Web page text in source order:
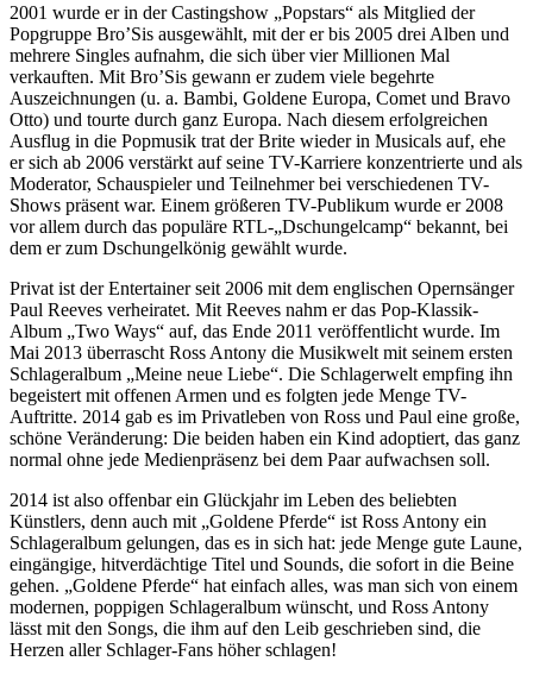
2001 wurde er in der Castingshow „Popstars“ als Mitglied der
Popgruppe Bro’Sis ausgewählt, mit der er bis 2005 drei Alben und
mehrere Singles aufnahm, die sich über vier Millionen Mal
verkauften. Mit Bro’Sis gewann er zudem viele begehrte
Auszeichnungen (u. a. Bambi, Goldene Europa, Comet und Bravo
Otto) und tourte durch ganz Europa. Nach diesem erfolgreichen
Ausflug in die Popmusik trat der Brite wieder in Musicals auf, ehe
er sich ab 2006 verstärkt auf seine TV-Karriere konzentrierte und als
Moderator, Schauspieler und Teilnehmer bei verschiedenen TV-
Shows präsent war. Einem größeren TV-Publikum wurde er 2008
vor allem durch das populäre RTL-„Dschungelcamp“ bekannt, bei
dem er zum Dschungelkönig gewählt wurde.
Privat ist der Entertainer seit 2006 mit dem englischen Opernsänger
Paul Reeves verheiratet. Mit Reeves nahm er das Pop-Klassik-
Album „Two Ways“ auf, das Ende 2011 veröffentlicht wurde. Im
Mai 2013 überrascht Ross Antony die Musikwelt mit seinem ersten
Schlageralbum „Meine neue Liebe“. Die Schlagerwelt empfing ihn
begeistert mit offenen Armen und es folgten jede Menge TV-
Auftritte. 2014 gab es im Privatleben von Ross und Paul eine große,
schöne Veränderung: Die beiden haben ein Kind adoptiert, das ganz
normal ohne jede Medienpräsenz bei dem Paar aufwachsen soll.
2014 ist also offenbar ein Glückjahr im Leben des beliebten
Künstlers, denn auch mit „Goldene Pferde“ ist Ross Antony ein
Schlageralbum gelungen, das es in sich hat: jede Menge gute Laune,
eingängige, hitverdächtige Titel und Sounds, die sofort in die Beine
gehen. „Goldene Pferde“ hat einfach alles, was man sich von einem
modernen, poppigen Schlageralbum wünscht, und Ross Antony
lässt mit den Songs, die ihm auf den Leib geschrieben sind, die
Herzen aller Schlager-Fans höher schlagen!